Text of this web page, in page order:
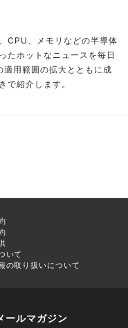
CPU、メモリなどの半導体
たホットなニュースを毎日
用範囲の拡大とともに成
で紹介します。
いて
の取り扱いについて
ルマガジン